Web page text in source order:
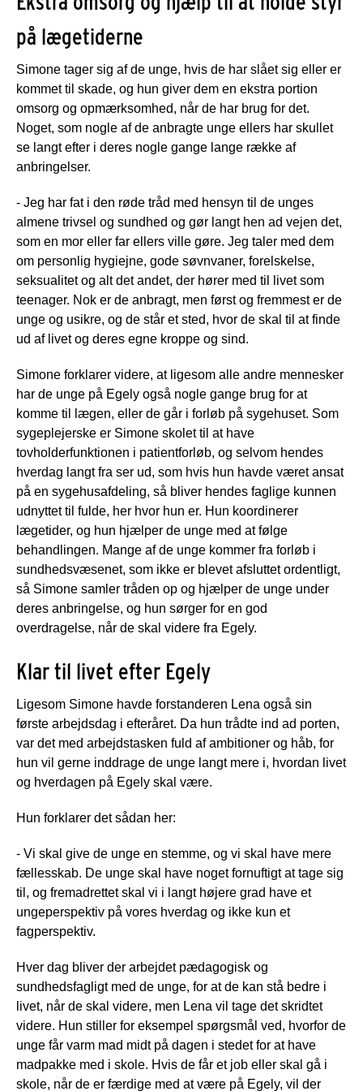
på lægetiderne
Simone tager sig af de unge, hvis de har slået sig eller er
kommet til skade, og hun giver dem en ekstra portion
omsorg og opmærksomhed, når de har brug for det.
Noget, som nogle af de anbragte unge ellers har skullet
se langt efter i deres nogle gange lange række af
anbringelser.
- Jeg har fat i den røde tråd med hensyn til de unges
almene trivsel og sundhed og gør langt hen ad vejen det,
som en mor eller far ellers ville gøre. Jeg taler med dem
om personlig hygiejne, gode søvnvaner, forelskelse,
seksualitet og alt det andet, der hører med til livet som
teenager. Nok er de anbragt, men først og fremmest er de
unge og usikre, og de står et sted, hvor de skal til at finde
ud af livet og deres egne kroppe og sind.
Simone forklarer videre, at ligesom alle andre mennesker
har de unge på Egely også nogle gange brug for at
komme til lægen, eller de går i forløb på sygehuset. Som
sygeplejerske er Simone skolet til at have
tovholderfunktionen i patientforløb, og selvom hendes
hverdag langt fra ser ud, som hvis hun havde været ansat
på en sygehusafdeling, så bliver hendes faglige kunnen
udnyttet til fulde, her hvor hun er. Hun koordinerer
lægetider, og hun hjælper de unge med at følge
behandlingen. Mange af de unge kommer fra forløb i
sundhedsvæsenet, som ikke er blevet afsluttet ordentligt,
så Simone samler tråden op og hjælper de unge under
deres anbringelse, og hun sørger for en god
overdragelse, når de skal videre fra Egely.
Klar til livet efter Egely
Ligesom Simone havde forstanderen Lena også sin
første arbejdsdag i efteråret. Da hun trådte ind ad porten,
var det med arbejdstasken fuld af ambitioner og håb, for
hun vil gerne inddrage de unge langt mere i, hvordan livet
og hverdagen på Egely skal være.
Hun forklarer det sådan her:
- Vi skal give de unge en stemme, og vi skal have mere
fællesskab. De unge skal have noget fornuftigt at tage sig
til, og fremadrettet skal vi i langt højere grad have et
ungeperspektiv på vores hverdag og ikke kun et
fagperspektiv.
Hver dag bliver der arbejdet pædagogisk og
sundhedsfagligt med de unge, for at de kan stå bedre i
livet, når de skal videre, men Lena vil tage det skridtet
videre. Hun stiller for eksempel spørgsmål ved, hvorfor de
unge får varm mad midt på dagen i stedet for at have
madpakke med i skole. Hvis de får et job eller skal gå i
skole, når de er færdige med at være på Egely, vil der